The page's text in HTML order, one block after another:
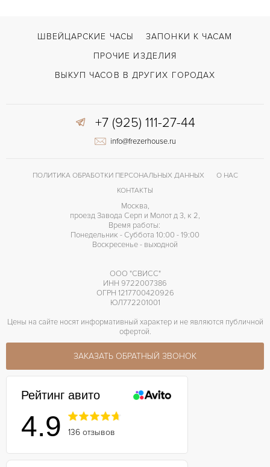
ВОЗМОЖНОСТИ ДОСТАВКИ С документами, С футляром
Двойной сложности застежка
ШВЕЙЦАРСКИЕ ЧАСЫ
ЗАПОНКИ К ЧАСАМ
ПРОЧИЕ ИЗДЕЛИЯ
ВЫКУП ЧАСОВ В ДРУГИХ ГОРОДАХ
+7 (925) 111-27-44
info@frezerhouse.ru
ПОЛИТИКА ОБРАБОТКИ ПЕРСОНАЛЬНЫХ ДАННЫХ
О НАС
КОНТАКТЫ
Москва,
проезд Завода Серп и Молот д 3, к 2,
Время работы:
Понедельник - Суббота 10:00 - 19:00
Воскресенье - выходной
ООО "СВИСС"
ИНН 9722007386
ОГРН 1217700420926
ЮЛ772201001
Цены на сайте носят информативный характер и не являются публичной
офертой.
ЗАКАЗАТЬ ОБРАТНЫЙ ЗВОНОК
Рейтинг авито
4.9 136 отзывов